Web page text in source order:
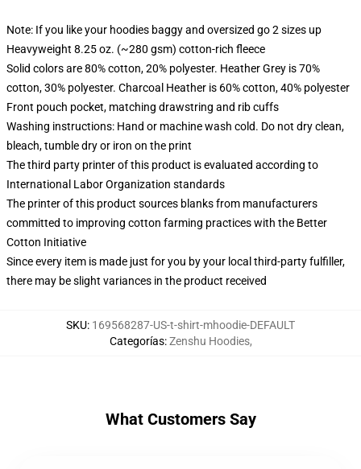
Note: If you like your hoodies baggy and oversized go 2 sizes up
Heavyweight 8.25 oz. (~280 gsm) cotton-rich fleece
Solid colors are 80% cotton, 20% polyester. Heather Grey is 70%
cotton, 30% polyester. Charcoal Heather is 60% cotton, 40% polyester
Front pouch pocket, matching drawstring and rib cuffs
Washing instructions: Hand or machine wash cold. Do not dry clean,
bleach, tumble dry or iron on the print
The third party printer of this product is evaluated according to
International Labor Organization standards
The printer of this product sources blanks from manufacturers
committed to improving cotton farming practices with the Better
Cotton Initiative
Since every item is made just for you by your local third-party fulfiller,
there may be slight variances in the product received
SKU: 169568287-US-t-shirt-mhoodie-DEFAULT
Categorías:Zenshu Hoodies,
What Customers Say